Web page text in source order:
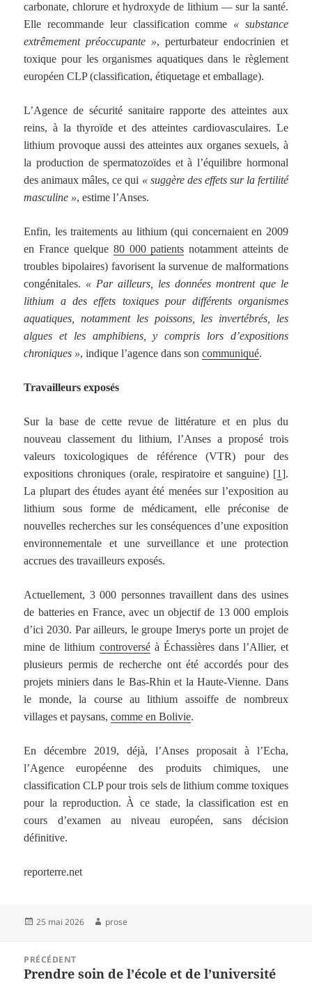
carbonate, chlorure et hydroxyde de lithium — sur la santé.
Elle recommande leur classification comme « substance
extrêmement préoccupante », perturbateur endocrinien et
toxique pour les organismes aquatiques dans le règlement
européen CLP (classification, étiquetage et emballage).
L’Agence de sécurité sanitaire rapporte des atteintes aux
reins, à la thyroïde et des atteintes cardiovasculaires. Le
lithium provoque aussi des atteintes aux organes sexuels, à
la production de spermatozoïdes et à l’équilibre hormonal
des animaux mâles, ce qui « suggère des effets sur la fertilité
masculine », estime l’Anses.
Enfin, les traitements au lithium (qui concernaient en 2009
en France quelque 80 000 patients notamment atteints de
troubles bipolaires) favorisent la survenue de malformations
congénitales. « Par ailleurs, les données montrent que le
lithium a des effets toxiques pour différents organismes
aquatiques, notamment les poissons, les invertébrés, les
algues et les amphibiens, y compris lors d’expositions
chroniques », indique l’agence dans soncommuniqué.
Travailleurs exposés
Sur la base de cette revue de littérature et en plus du
nouveau classement du lithium, l’Anses a proposé trois
valeurs toxicologiques de référence (VTR) pour des
expositions chroniques (orale, respiratoire et sanguine) [1].
La plupart des études ayant été menées sur l’exposition au
lithium sous forme de médicament, elle préconise de
nouvelles recherches sur les conséquences d’une exposition
environnementale et une surveillance et une protection
accrues des travailleurs exposés.
Actuellement, 3 000 personnes travaillent dans des usines
de batteries en France, avec un objectif de 13 000 emplois
d’ici 2030. Par ailleurs, le groupe Imerys porte un projet de
mine de lithium controverséà Échassières dans l’Allier, et
plusieurs permis de recherche ont été accordés pour des
projets miniers dans le Bas-Rhin et la Haute-Vienne. Dans
le monde, la course au lithium assoiffe de nombreux
villages et paysans,comme en Bolivie.
En décembre 2019, déjà, l’Anses proposait à l’Echa,
l’Agence européenne des produits chimiques, une
classification CLP pour trois sels de lithium comme toxiques
pour la reproduction. À ce stade, la classification est en
cours d’examen au niveau européen, sans décision
définitive.
reporterre.net
Publié
25 mai 2026 Auteur
prose
l’article
PRÉCÉDENT
Article
Prendre soin de l’école et de l’université